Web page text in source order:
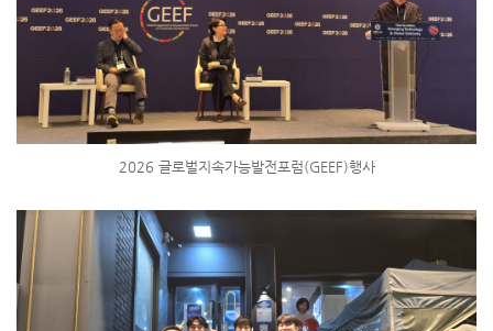
2026 글로벌지속가능발전포럼(GEEF)행사